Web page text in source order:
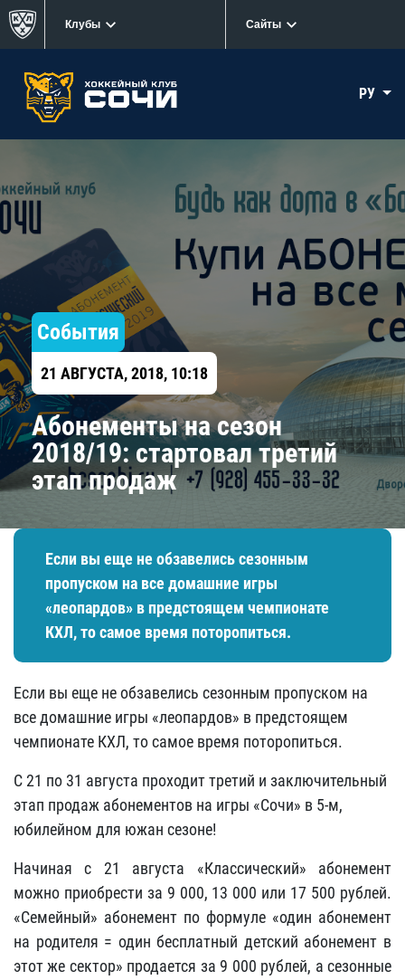
Клубы Сайты
РУ
События
21 АВГУСТА, 2018, 10:18
​Абонементы на сезон
2018/19: стартовал третий
этап продаж
Если вы еще не обзавелись сезонным
пропуском на все домашние игры
«леопардов» в предстоящем чемпионате
КХЛ, то самое время поторопиться.
Если вы еще не обзавелись сезонным пропуском на
все домашние игры «леопардов» в предстоящем
чемпионате КХЛ, то самое время поторопиться.
С 21 по 31 августа проходит третий и заключительный
этап продаж абонементов на игры «Сочи» в 5-м,
юбилейном для южан сезоне!
Начиная с 21 августа «Классический» абонемент
можно приобрести за 9 000, 13 000 или 17 500 рублей.
«Семейный» абонемент по формуле «один абонемент
на родителя = один бесплатный детский абонемент в
этот же сектор» продается за 9 000 рублей, а сезонные